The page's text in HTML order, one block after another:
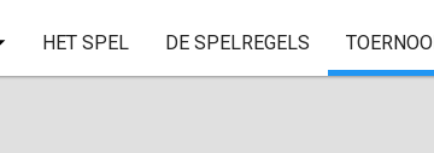
HET SPEL DE SPELREGELS